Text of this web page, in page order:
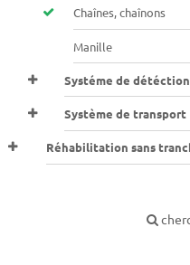
Chaînes, chaînons
Manille
Systéme de détéction
Système de transport
Réhabilitation sans